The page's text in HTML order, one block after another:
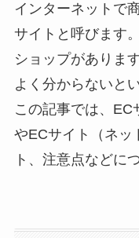
インターネットで
サイトと呼びます
ショップがありま
よく分からないと
この記事では、EC
やECサイト（ネッ
ト、注意点などに